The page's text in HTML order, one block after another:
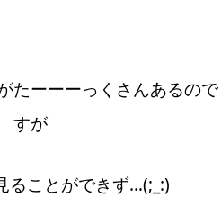
たーーーっくさんあるので
すが
ることができず…(;_:)